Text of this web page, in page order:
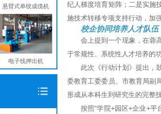
悬臂式单绞成缆机
电子线押出机
纪人梯度培育矩阵；二是实施
施技术转移专项支持行动，加
校企协同培养人才队伍
会上提到一个现象，在蓉
于常规性、系统性人才培养的
此次《行动计划》提出，
委教育工委委员、市教育局副
形成从本科生到研究生的完整
按照“学院+园区+企业+平